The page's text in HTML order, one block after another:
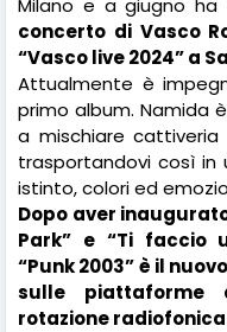
concerto di Vasco
“Vasco live 2024” a
Attualmente è
primo album. Namida
a mischiare
trasportandovi così
istinto, colori ed
Dopo aver
Park” e “Ti faccio
“Punk 2003” è il
sulle
rotazione radiofonica